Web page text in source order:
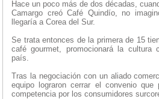
Hace un poco más de dos décadas,
Camargo creó Café Quindío, no
llegaría a Corea del Sur.
Se trata entonces de la primera de 15
café gourmet, promocionará la cultura
país.
Tras la negociación con un aliado
equipo lograron cerrar el convenio
competencia por los consumidores